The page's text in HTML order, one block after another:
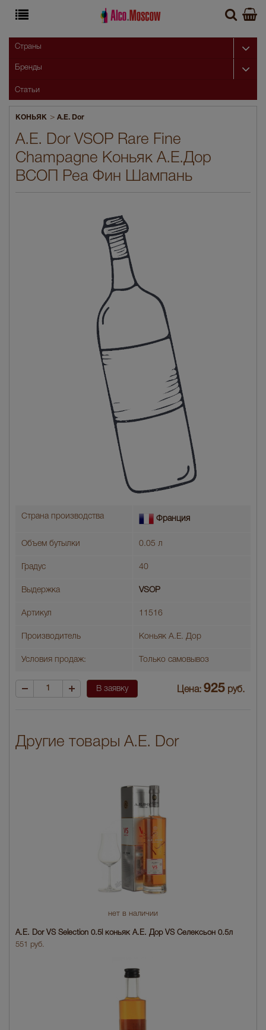
КОНЬЯК > A.E. Dor
A.E. Dor VSOP Rare Fine
Champagne Коньяк А.Е.Дор
ВСОП Реа Фин Шампань
Страна производства Франция
Объем бутылки 0.05 л
Градус 40
Выдержка VSOP
Артикул 11516
Производитель Коньяк А.Е. Дор
Условия продаж: Только самовывоз
В заявку Цена: 925 руб.
Другие товары A.E. Dor
нет в наличии
A.E. Dor VS Sеlection 0.5l коньяк A.E. Дор VS Селексьон 0.5л
551 руб.
Страны
Бренды
Статьи